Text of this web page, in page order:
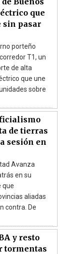
que
sin pasar
porteño
T1, un
de alta
que une
sobre
de tierras
sesión en
Avanza
en su
que
aliadas
contra. De
y resto
tormentas